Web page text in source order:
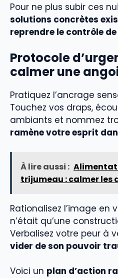
Pour ne plus subir ces
solutions concrètes
reprendre le contrôle
Protocole
calmer une
Pratiquez l’ancrage
Touchez vos draps,
ambiants et nommez
ramène votre esprit
À lire aussi :
trijumeau : calmer les
Rationalisez l’image en
n’était qu’une
Verbalisez votre peur à
vider de son pouvoir
Voici un plan d’action